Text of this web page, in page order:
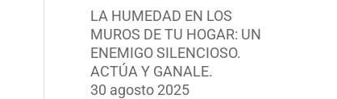
LA HUMEDAD EN LOS
MUROS DE TU HOGAR: UN
ENEMIGO SILENCIOSO.
ACTÚA Y GANALE.
30 agosto 2025